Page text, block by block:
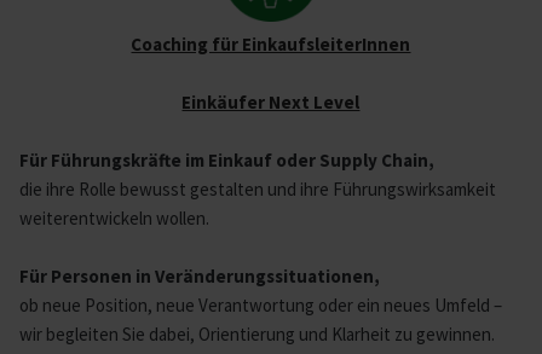
Coaching für EinkaufsleiterInnen
Einkäufer Next Level
Für Führungskräfte im Einkauf oder Supply Chain,
die ihre Rolle bewusst gestalten und ihre Führungswirksamkeit
weiterentwickeln wollen.
Für Personen in Veränderungssituationen,
ob neue Position, neue Verantwortung oder ein neues Umfeld –
wir begleiten Sie dabei, Orientierung und Klarheit zu gewinnen.